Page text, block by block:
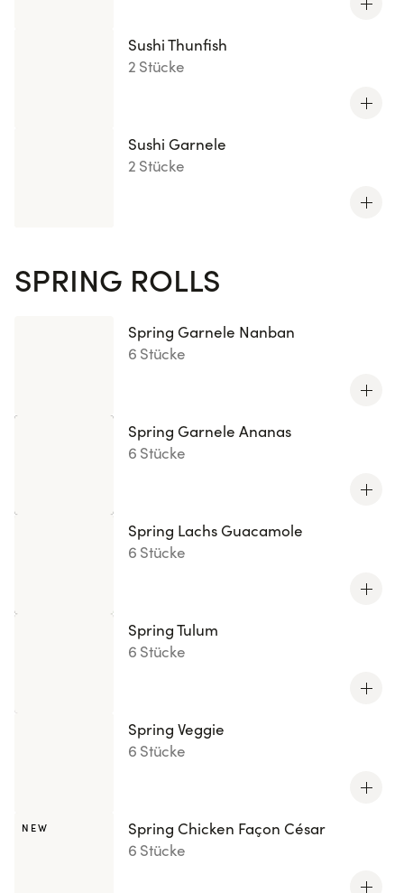
Sushi Thunfish
2 Stücke
Sushi Garnele
2 Stücke
SPRING ROLLS
Spring Garnele Nanban
6 Stücke
Spring Garnele Ananas
6 Stücke
Spring Lachs Guacamole
6 Stücke
Spring Tulum
6 Stücke
Spring Veggie
6 Stücke
NEW
Spring Chicken Façon César
6 Stücke